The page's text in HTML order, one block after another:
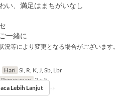
い、満足はまちがいなし
セ
一緒に
況等により変更となる場合がございます。
Hari Sl, R, K, J, Sb, Lbr
2 ~ 5
Table Sofa seat
Lebih Lanjut